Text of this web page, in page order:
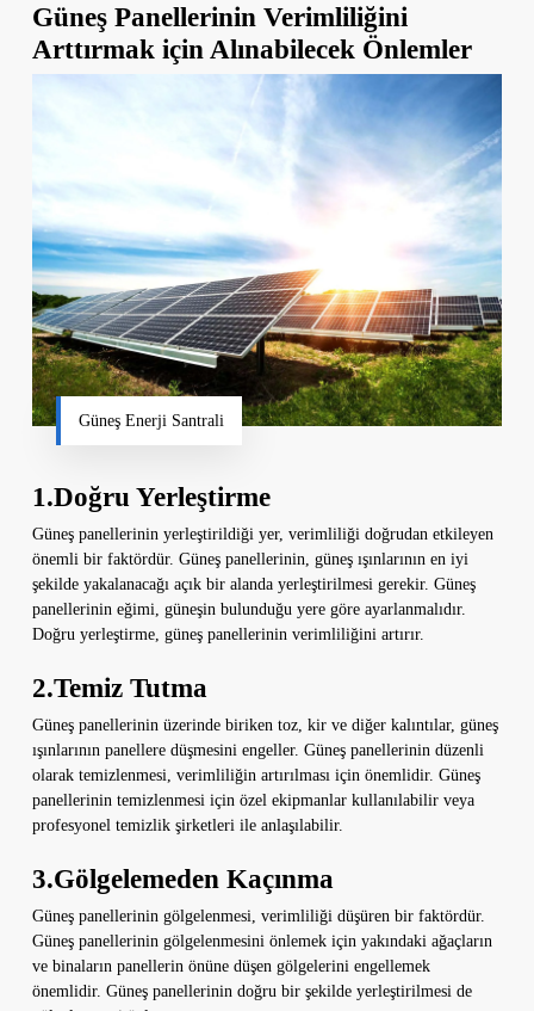
Güneş Panellerinin Verimliliğini
Arttırmak için Alınabilecek Önlemler
Güneş Enerji Santrali
1.Doğru Yerleştirme
Güneş panellerinin yerleştirildiği yer, verimliliği doğrudan etkileyen
önemli bir faktördür. Güneş panellerinin, güneş ışınlarının en iyi
şekilde yakalanacağı açık bir alanda yerleştirilmesi gerekir. Güneş
panellerinin eğimi, güneşin bulunduğu yere göre ayarlanmalıdır.
Doğru yerleştirme, güneş panellerinin verimliliğini artırır.
2.Temiz Tutma
Güneş panellerinin üzerinde biriken toz, kir ve diğer kalıntılar, güneş
ışınlarının panellere düşmesini engeller. Güneş panellerinin düzenli
olarak temizlenmesi, verimliliğin artırılması için önemlidir. Güneş
panellerinin temizlenmesi için özel ekipmanlar kullanılabilir veya
profesyonel temizlik şirketleri ile anlaşılabilir.
3.Gölgelemeden Kaçınma
Güneş panellerinin gölgelenmesi, verimliliği düşüren bir faktördür.
Güneş panellerinin gölgelenmesini önlemek için yakındaki ağaçların
ve binaların panellerin önüne düşen gölgelerini engellemek
önemlidir. Güneş panellerinin doğru bir şekilde yerleştirilmesi de